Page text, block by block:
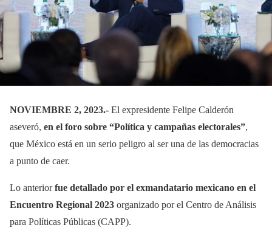
NOVIEMBRE 2, 2023.- El expresidente Felipe Calderón
aseveró, en el foro sobre “Política y campañas electorales”,
que México está en un serio peligro al ser una de las democracias
a punto de caer.
Lo anteriorfue detallado por el exmandatario mexicano en el
Encuentro Regional 2023 organizado por el Centro de Análisis
para Políticas Públicas (CAPP).